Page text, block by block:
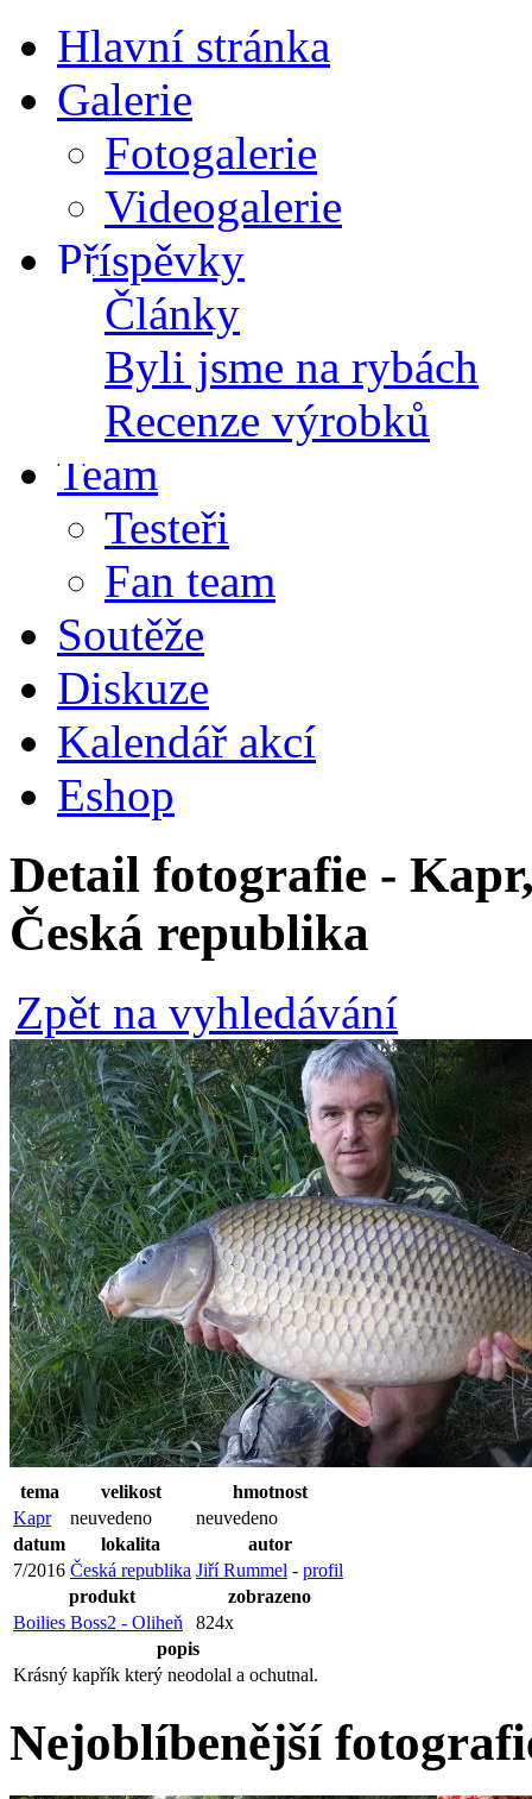
Hlavní stránka
Galerie
Fotogalerie
Videogalerie
Příspěvky
Články
Byli jsme na rybách
Recenze výrobků
Team
Testeři
Fan team
Soutěže
Diskuze
Kalendář akcí
Eshop
Detail fotografie -
Česká republika
Zpět na vyhledávání
tema velikost
hmotnost
Kapr
neuvedeno
neuvedeno
datum
lokalita
autor
7/2016 Česká republika Jiří Rummel - profil
produkt
zobrazeno
Boilies Boss2 - Oliheň
824x
popis
Krásný kapřík který neodolal a ochutnal.
Nejoblíbenější